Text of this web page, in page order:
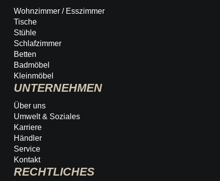
Wohnzimmer / Esszimmer
Tische
Stühle
Schlafzimmer
Betten
Badmöbel
Kleinmöbel
UNTERNEHMEN
Über uns
Umwelt & Soziales
Karriere
Händler
Service
Kontakt
RECHTLICHES